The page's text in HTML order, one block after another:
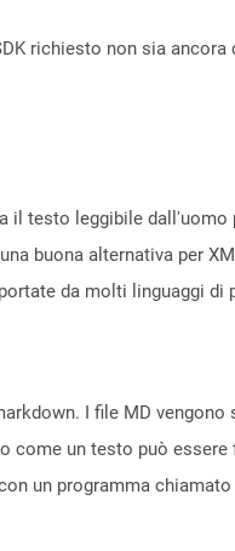
richiesto non sia ancora
il testo leggibile dall'uomo
buona alternativa per
da molti linguaggi di
I file MD vengono
come un testo può
un programma